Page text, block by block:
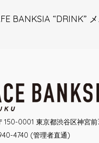
BANKSIA “DRINK”
150-0001 東京都渋谷区神宮
4740 (管理者直通)